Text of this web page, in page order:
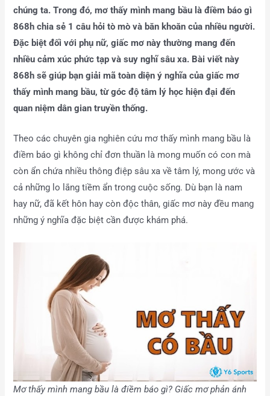
chúng ta. Trong đó, mơ thấy mình mang bầu là điềm báo gì
868h chia sẻ 1 câu hỏi tò mò và băn khoăn của nhiều người.
Đặc biệt đối với phụ nữ, giấc mơ này thường mang đến
nhiều cảm xúc phức tạp và suy nghĩ sâu xa. Bài viết này
868h sẽ giúp bạn giải mã toàn diện ý nghĩa của giấc mơ
thấy mình mang bầu, từ góc độ tâm lý học hiện đại đến
quan niệm dân gian truyền thống.
Theo các chuyên gia nghiên cứu mơ thấy mình mang bầu là
điềm báo gì không chỉ đơn thuần là mong muốn có con mà
còn ẩn chứa nhiều thông điệp sâu xa về tâm lý, mong ước và
cả những lo lắng tiềm ẩn trong cuộc sống. Dù bạn là nam
hay nữ, đã kết hôn hay còn độc thân, giấc mơ này đều mang
những ý nghĩa đặc biệt cần được khám phá.
Mơ thấy mình mang bầu là điềm báo gì? Giấc mơ phản ánh